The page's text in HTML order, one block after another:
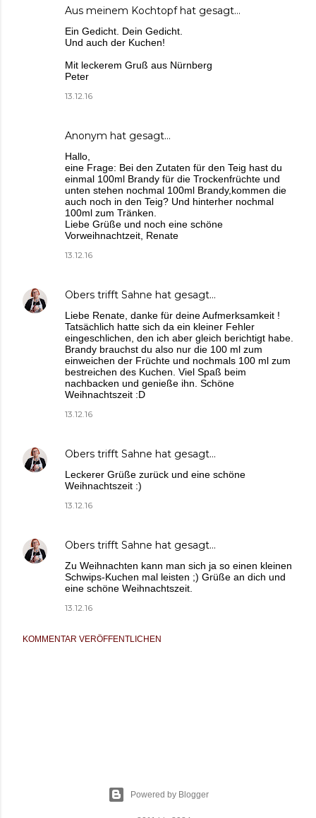
Aus meinem Kochtopfhat gesagt…
Ein Gedicht. Dein Gedicht.
Und auch der Kuchen!
Mit leckerem Gruß aus Nürnberg
Peter
13.12.16
Anonym hat gesagt…
Hallo,
eine Frage: Bei den Zutaten für den Teig hast du
einmal 100ml Brandy für die Trockenfrüchte und
unten stehen nochmal 100ml Brandy,kommen die
auch noch in den Teig? Und hinterher nochmal
100ml zum Tränken.
Liebe Grüße und noch eine schöne
Vorweihnachtzeit, Renate
13.12.16
Obers trifft Sahne hat gesagt…
Liebe Renate, danke für deine Aufmerksamkeit !
Tatsächlich hatte sich da ein kleiner Fehler
eingeschlichen, den ich aber gleich berichtigt habe.
Brandy brauchst du also nur die 100 ml zum
einweichen der Früchte und nochmals 100 ml zum
bestreichen des Kuchen. Viel Spaß beim
nachbacken und genieße ihn. Schöne
Weihnachtszeit :D
13.12.16
Obers trifft Sahne hat gesagt…
Leckerer Grüße zurück und eine schöne
Weihnachtszeit :)
13.12.16
Obers trifft Sahne hat gesagt…
Zu Weihnachten kann man sich ja so einen kleinen
Schwips-Kuchen mal leisten ;) Grüße an dich und
eine schöne Weihnachtszeit.
13.12.16
KOMMENTAR VERÖFFENTLICHEN
Powered by Blogger